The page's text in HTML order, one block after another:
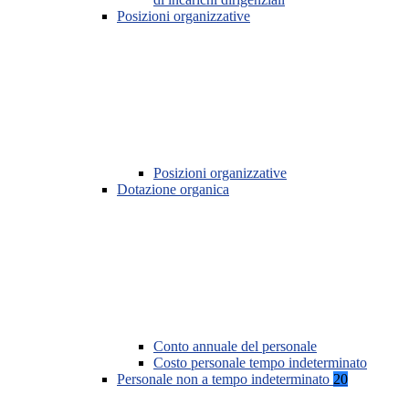
Posizioni organizzative
Posizioni organizzative
Dotazione organica
Conto annuale del personale
Costo personale tempo indeterminato
Personale non a tempo indeterminato 20